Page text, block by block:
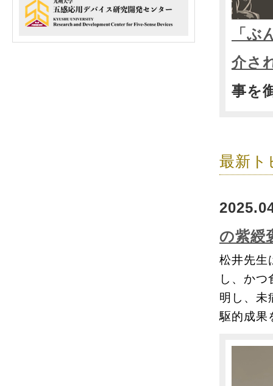
「
介さ
事を
最新ト
の紫綬
松井先生
し、か
明し、未
駆的成果